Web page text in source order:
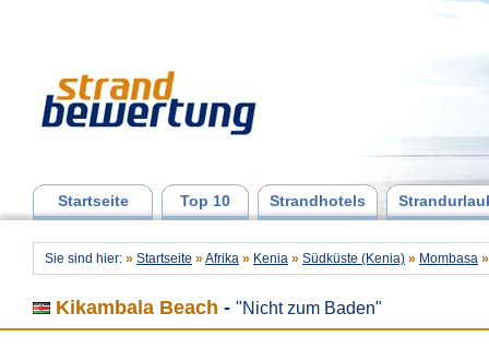
Startseite Top 10 Strandhotels
Sie sind hier: » Startseite » Afrika » Kenia » Südküste (Kenia) » Mombasa »
Kikambala Beach - "Nicht zum Baden"